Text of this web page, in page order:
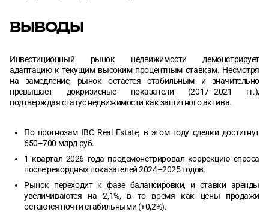
ВЫВОДЫ
Инвестиционный рынок недвижимости демонстрирует
адаптацию к текущим высоким процентным ставкам. Несмотря
на замедление, рынок остается стабильным и значительно
превышает докризисные показатели (2017–2021 гг.),
подтверждая статус недвижимости как защитного актива.
По прогнозам IBC Real Estate, в этом году сделки достигнут
650–700 млрд руб.
1 квартал 2026 года продемонстрировал коррекцию спроса
после рекордных показателей 2024–2025 годов.
Рынок переходит к фазе балансировки, и ставки аренды
увеличиваются на 2,1%, в то время как цены продажи
остаются почти стабильными (+0,2%).